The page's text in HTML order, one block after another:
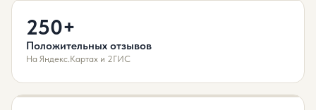
250+
Положительных отзывов
На Яндекс.Картах и 2ГИС